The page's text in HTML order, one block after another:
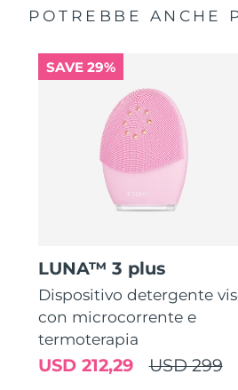
POTREBBE ANCHE
SAVE 29%
LUNA™ 3 plus
Dispositivo detergente
con microcorrente e
termoterapia
USD 299
USD 212,29